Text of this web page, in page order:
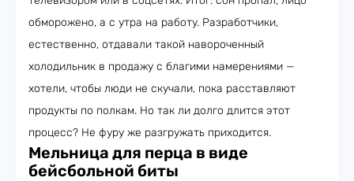
обморожено, а с утра на работу. Разработчики,
естественно, отдавали такой навороченный
холодильник в продажу с благими намерениями —
хотели, чтобы люди не скучали, пока расставляют
продукты по полкам. Но так ли долго длится этот
процесс? Не фуру же разгружать приходится.
Мельница для перца в виде
бейсбольной биты